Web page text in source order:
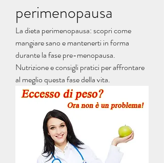
perimenopausa
La dieta perimenopausa: scopri come
mangiare sano e mantenerti in forma
durante la fase pre-menopausa.
Nutrizione e consigli pratici per affrontare
al meglio questa fase della vita.